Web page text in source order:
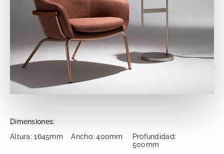
Dimensiones:
Altura: 1645mm
Ancho: 400mm
Profundidad:
500mm